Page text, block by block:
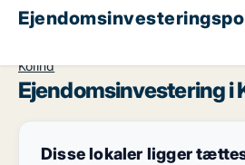
Kolind
Ejendomsinvestering i
Disse lokaler ligger